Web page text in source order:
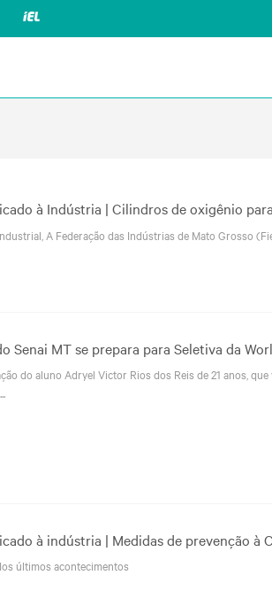
à Indústria | Cilindros de oxigênio
A Federação das Indústrias de Mato Grosso
Senai MT se prepara para Seletiva da
do aluno Adryel Victor Rios dos Reis de 21 anos,
à indústria | Medidas de prevenção à
últimos acontecimentos